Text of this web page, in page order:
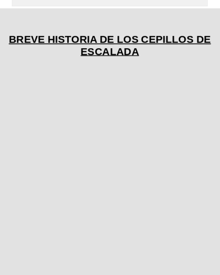
BREVE HISTORIA DE LOS CEPILLOS DE
ESCALADA